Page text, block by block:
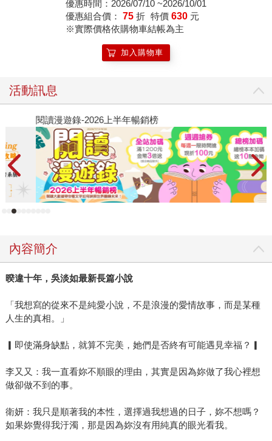
買錯房或投資失敗等的理財黑歷史，但對她來說，失敗是讓
自己不斷蛻變的途徑。「我認為沒有失敗，只有晚一點成
功。任何的失敗可以是被偽裝的成功，任何成功也可能是被
偽裝的失敗，我不是那種會把失敗看得很負面的文青，活到
的是未來，也喜歡並不是只有成功的人生。」 用自律人生堅
律。10歲立下作家志願，到21歲出版第一本書，吳淡如說，
寫作讓她很快樂，曾經一埋首就會想把它寫完，甚至因為要
強迫自己每天不要寫那麼多，所以才會另外找別的工作做。
「25歲的時候我就把自己寫成了五十肩，如果我沒有控制自
己寫作的時間，那麼我很可能就把我的身體消耗完。」她也
因此為了要繼續寫，長年保持運動習慣，也注重時間管理，
因為她希望80歲的自己還能持續地寫。 如此熱愛書寫，好奇
感並不會從天上掉下來，因為喜歡寫的人就會永遠用自己所
有的感官在這個世界發現題材；靈感匱乏，我認為是一個不
努力生活的作家給自己的藉口。」 完美詮釋人生不只一種可
懂。在《所有的過去，都將另一種方式歸來》中她以熟悉的
細膩抒情書寫了祖母，從過往與祖母相處的片段與回憶，重
人，沒有人知道她的名字，然而我卻那麼的懷念她，我可以
從她的人生中找出什麼樣的光？看到什麼樣的愛？我祖母並
沒有得到這世界太滿意的對待，卻又心甘情願地好好生活
現在刻畫理解。 而另一本《人生實用商學院：富有是一種選
擇》則是源自於她火紅的pocast節目名稱，這也是「人生實
優惠時間：2026/07/10 ~2026/10/01
優惠組合價： 75 折 特價 630 元
※實際價格依購物車結帳為主
加入購物車
活動訊息
閱讀漫遊錄-2026上半年暢銷榜
內容簡介
暌違十年，吳淡如最新長篇小說
「我想寫的從來不是純愛小說，不是浪漫的愛情故事，而是某種
人生的真相。」
▎即使滿身缺點，就算不完美，她們是否終有可能遇見幸福？▎
李又又：我一直看妳不順眼的理由，其實是因為妳做了我心裡想
做卻做不到的事。
衛妍：我只是順著我的本性，選擇過我想過的日子，妳不想嗎？
如果妳覺得我汙濁，那是因為妳沒有用純真的眼光看我。